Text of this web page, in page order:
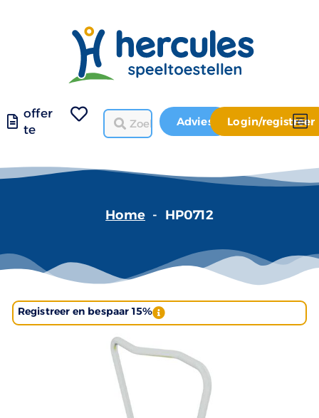
offer
te
Advies Login/registreer
Home - HP0712
Registreer en bespaar 15%